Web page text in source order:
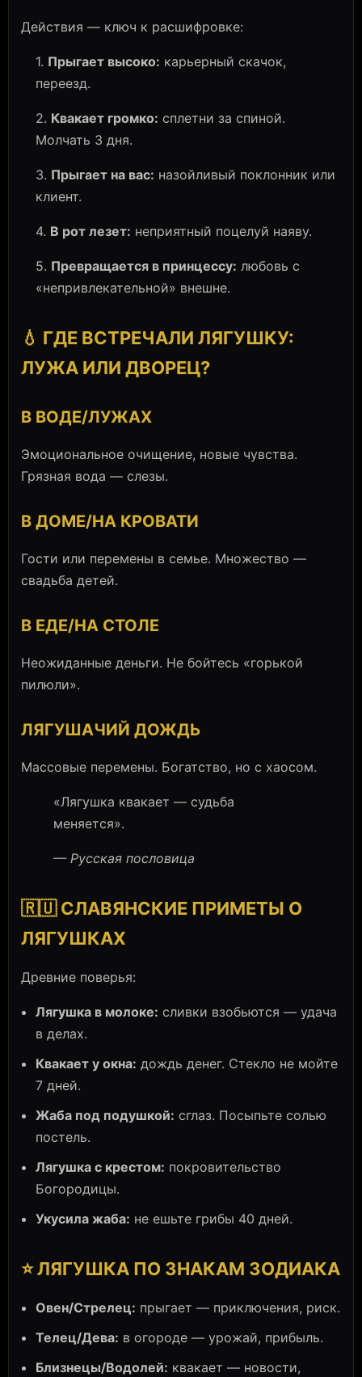
Действия — ключ к расшифровке:
1. Прыгает высоко: карьерный скачок,
переезд.
2. Квакает громко: сплетни за спиной.
Молчать 3 дня.
3. Прыгает на вас: назойливый поклонник или
клиент.
4. В рот лезет: неприятный поцелуй наяву.
5. Превращается в принцессу: любовь с
«непривлекательной» внешне.
💧 ГДЕ ВСТРЕЧАЛИ ЛЯГУШКУ:
ЛУЖА ИЛИ ДВОРЕЦ?
В ВОДЕ/ЛУЖАХ
Эмоциональное очищение, новые чувства.
Грязная вода — слезы.
В ДОМЕ/НА КРОВАТИ
Гости или перемены в семье. Множество —
свадьба детей.
В ЕДЕ/НА СТОЛЕ
Неожиданные деньги. Не бойтесь «горькой
пилюли».
ЛЯГУШАЧИЙ ДОЖДЬ
Массовые перемены. Богатство, но с хаосом.
«Лягушка квакает — судьба
меняется».
— Русская пословица
🇷🇺 СЛАВЯНСКИЕ ПРИМЕТЫ О
ЛЯГУШКАХ
Древние поверья:
Лягушка в молоке: сливки взобьются — удача
в делах.
Квакает у окна: дождь денег. Стекло не мойте
7 дней.
Жаба под подушкой: сглаз. Посыпьте солью
постель.
Лягушка с крестом: покровительство
Богородицы.
Укусила жаба: не ешьте грибы 40 дней.
⭐ ЛЯГУШКА ПО ЗНАКАМ ЗОДИАКА
Овен/Стрелец: прыгает — приключения, риск.
Телец/Дева: в огороде — урожай, прибыль.
Близнецы/Водолей: квакает — новости,